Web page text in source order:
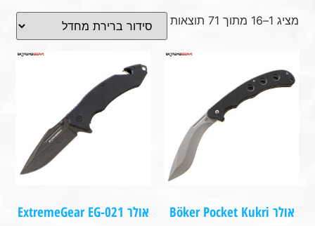
מציג 1–16 מתוך 71 תוצאות
אולר Böker Pocket Kukri אולר ExtremeGear EG-021